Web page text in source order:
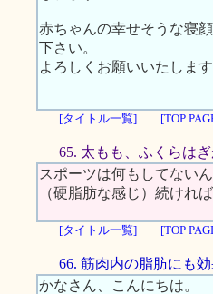
赤ちゃんの幸せそうな寝
下さい。
よろしくお願いいたします
[タイトル一覧] [TOP
65. 太もも、ふくらはぎ
スポーツは何もしてない
（硬脂肪な感じ）続けれ
[タイトル一覧] [TOP
66. 筋肉内の脂肪にも
かなさん、こんにちは。